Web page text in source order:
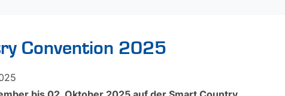
Convention 2025